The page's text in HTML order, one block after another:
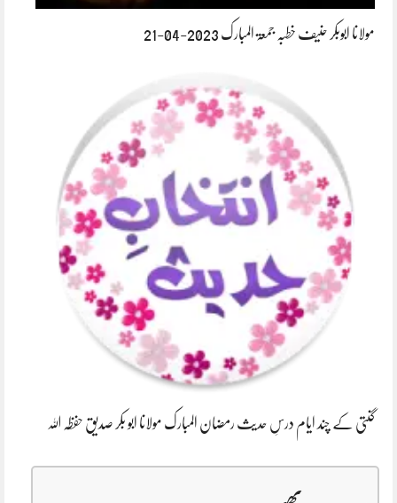
مولانا ابوبکر حنیف خطبہ جمعۃ المبارک 2023-04-21
گنتی کے چند ایام درسِ حدیث رمضان المبارک مولانا ابو بکر صدیق حفظہ اللہ